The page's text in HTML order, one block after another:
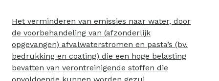
Het verminderen van emissies naar water, door
de voorbehandeling van (afzonderlijk
opgevangen) afvalwaterstromen en pasta’s (bv.
bedrukking en coating) die een hoge belasting
bevatten van verontreinigende stoffen die